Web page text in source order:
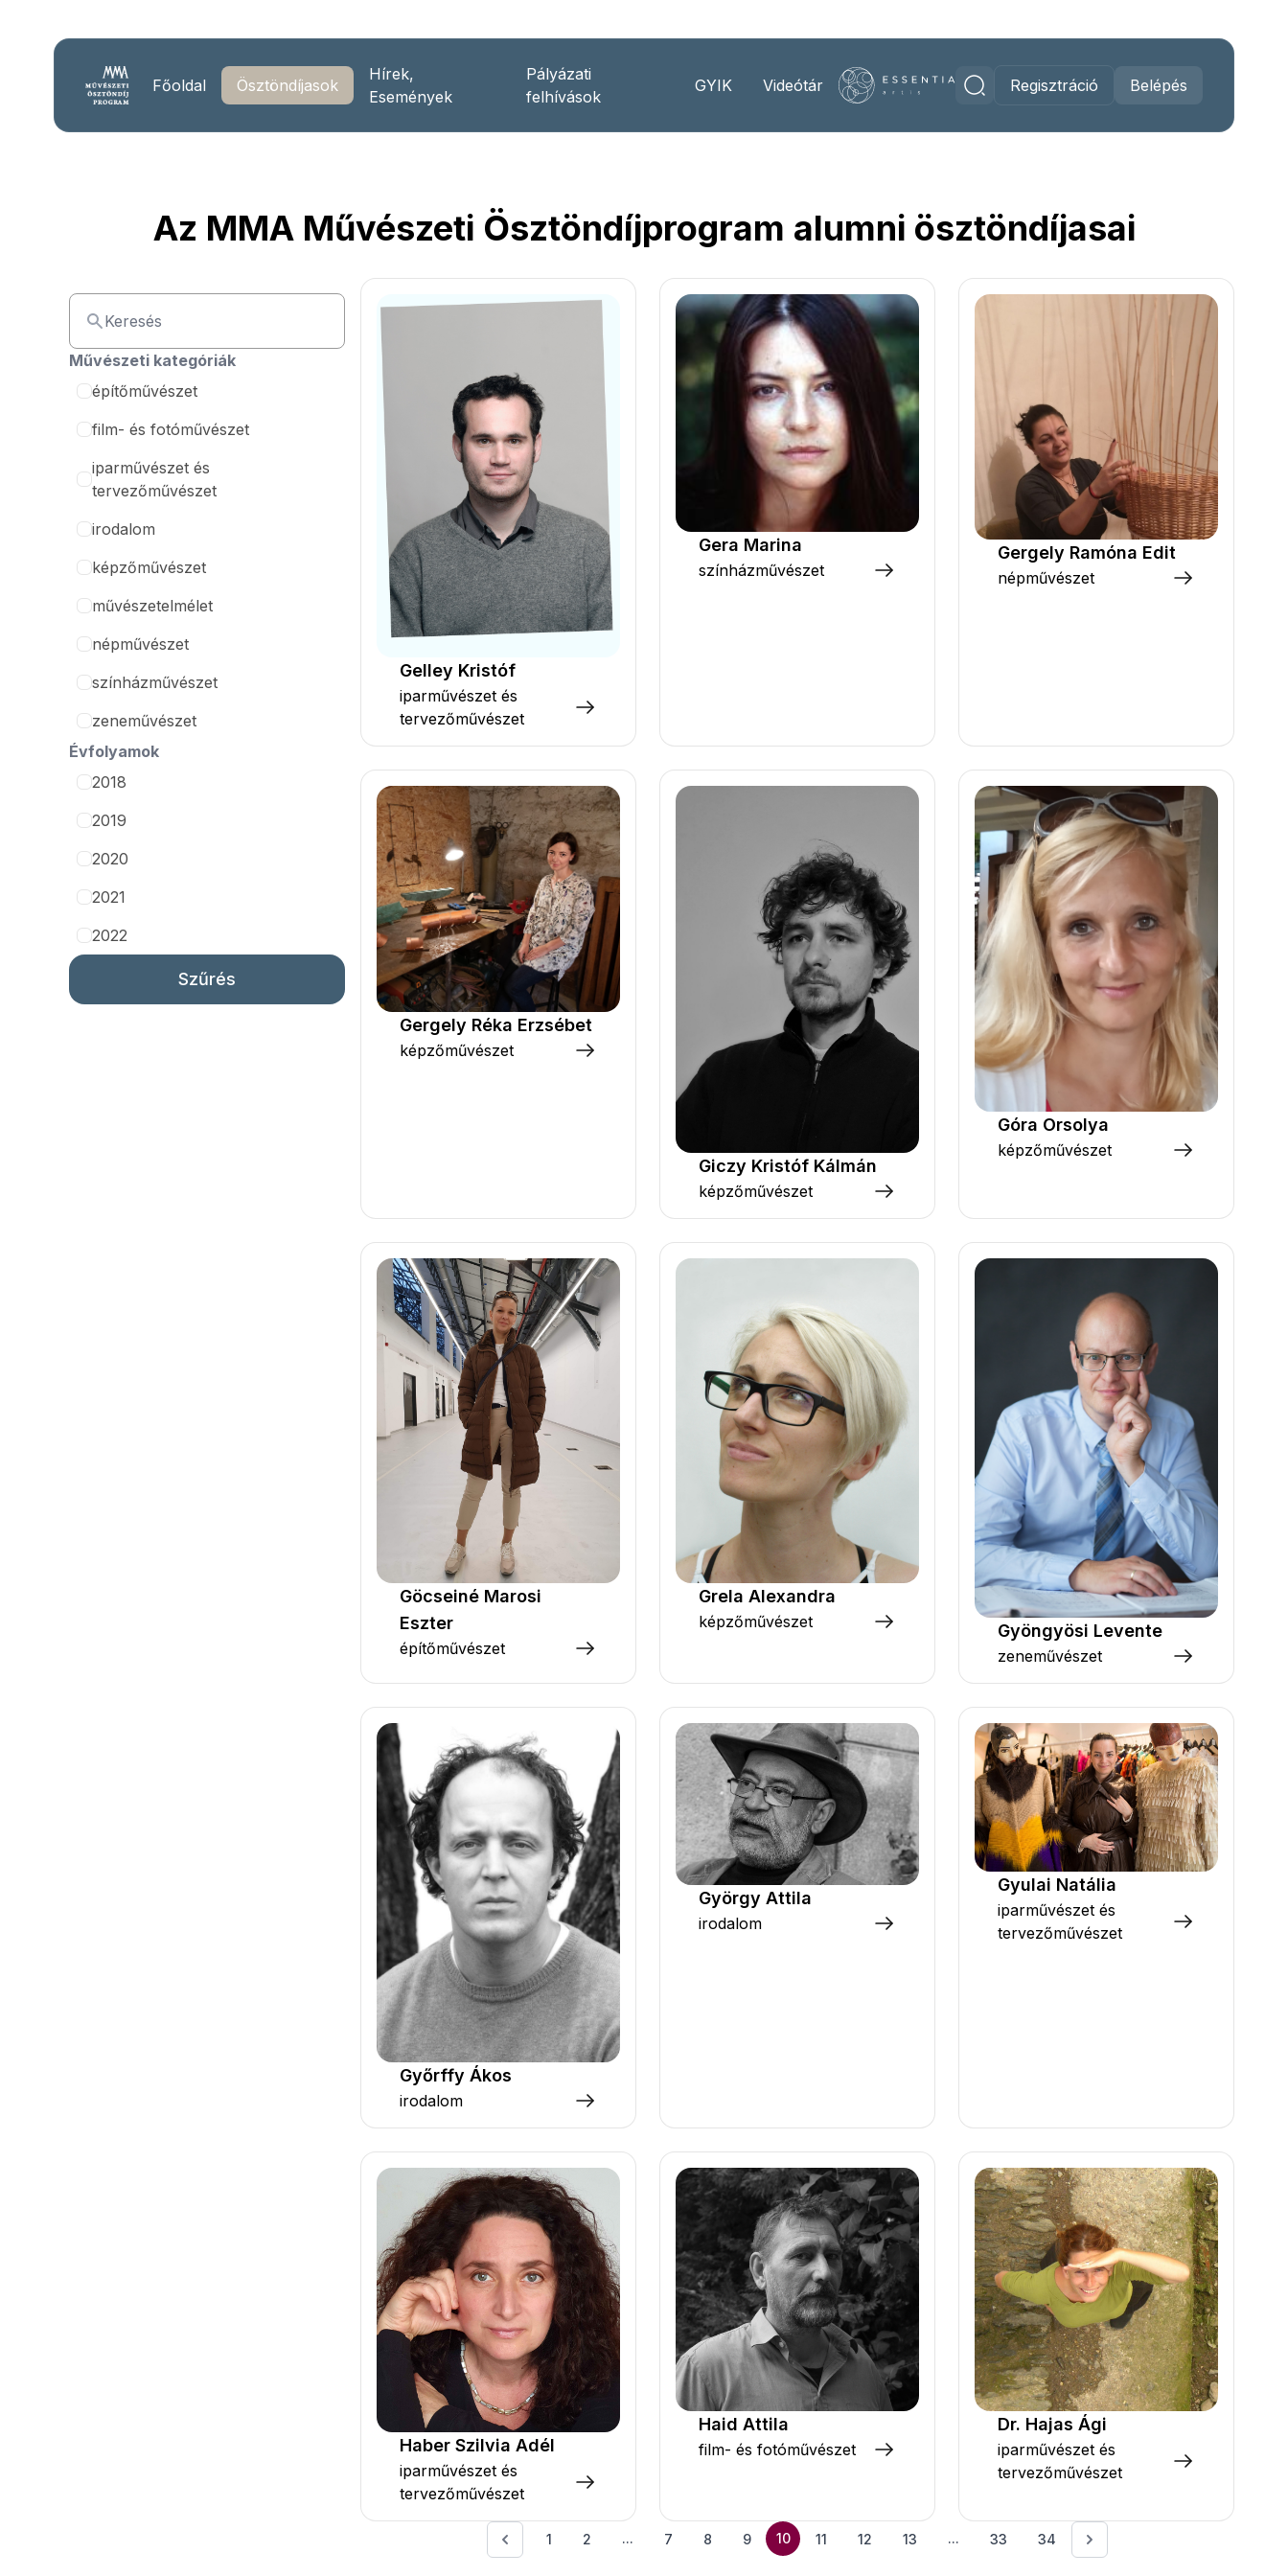
Főoldal Ösztöndíjasok
Hírek,
Események
Pályázati
felhívások
GYIK Videótár Regisztráció Belépés
Az MMA Művészeti Ösztöndíjprogram alumni ösztöndíjasai
Művészeti kategóriák
építőművészet
film- és fotóművészet
iparművészet és
tervezőművészet
irodalom
képzőművészet
művészetelmélet
népművészet
színházművészet
zeneművészet
Évfolyamok
2018
2019
2020
2021
2022
Szűrés
Gelley Kristóf
iparművészet és
tervezőművészet
Gera Marina
színházművészet
Gergely Ramóna Edit
népművészet
Gergely Réka Erzsébet
képzőművészet
Giczy Kristóf Kálmán
képzőművészet
Góra Orsolya
képzőművészet
Göcseiné Marosi
Eszter
építőművészet
Grela Alexandra
képzőművészet Gyöngyösi Levente
zeneművészet
Győrffy Ákos
irodalom
György Attila
irodalom
Gyulai Natália
iparművészet és
tervezőművészet
Haber Szilvia Adél
iparművészet és
tervezőművészet
Haid Attila
film- és fotóművészet
Dr. Hajas Ági
iparművészet és
tervezőművészet
1 2 ... 7 8 9 10 11 12 13 ... 33 34